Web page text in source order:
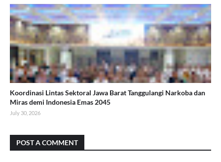
Koordinasi Lintas Sektoral Jawa Barat Tanggulangi Narkoba dan
Miras demi Indonesia Emas 2045
July 30, 2026
POST A COMMENT